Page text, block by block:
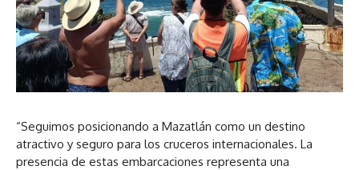
“Seguimos posicionando a Mazatlán como un destino
atractivo y seguro para los cruceros internacionales. La
presencia de estas embarcaciones representa una